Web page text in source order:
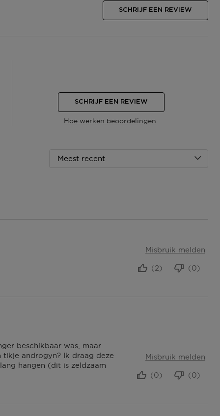
SCHRIJF EEN REVIEW
Hoe werken beoordelingen
SCHRIJF EEN REVIEW
Meest recent
Misbruik melden
(0)
(2)
beschikbaar was, maar
tikje androgyn? Ik draag deze
hangen (dit is zeldzaam
Misbruik melden
(0)
(0)